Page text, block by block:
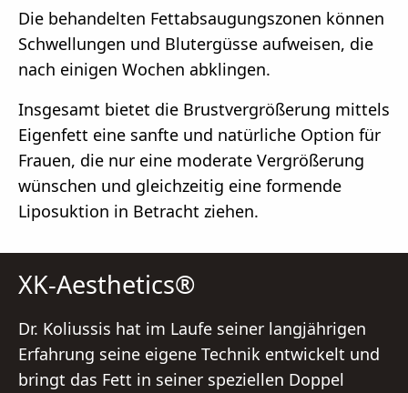
Die behandelten Fettabsaugungszonen können
Schwellungen und Blutergüsse aufweisen, die
nach einigen Wochen abklingen.
Insgesamt bietet die Brustvergrößerung mittels
Eigenfett eine sanfte und natürliche Option für
Frauen, die nur eine moderate Vergrößerung
wünschen und gleichzeitig eine formende
Liposuktion in Betracht ziehen.
XK-Aesthetics®
Dr. Koliussis hat im Laufe seiner langjährigen
Erfahrung seine eigene Technik entwickelt und
bringt das Fett in seiner speziellen Doppel